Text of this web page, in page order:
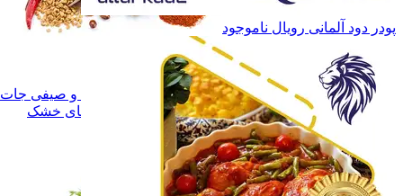
ادویه و چاشنی ادویه و چاشنی
سبزی های خشک سبزی های خشک
میوه ها و صیفی جات خشک
میوه ها و صیفی
همه دسته بندی های سبزی و میوه های خشک
پودر دود آلمانی رویال ناموجود